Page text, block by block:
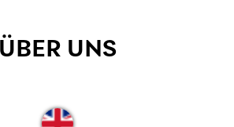
ÜBER UNS